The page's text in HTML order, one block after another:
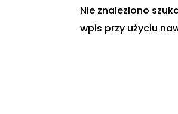
Nie znaleziono
wpis przy użyciu